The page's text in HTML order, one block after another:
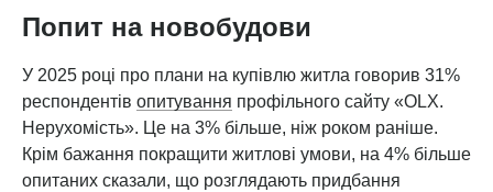
Попит на новобудови
У 2025 році про плани на купівлю житла говорив 31%
респондентів опитування профільного сайту «OLX.
Нерухомість». Це на 3% більше, ніж роком раніше.
Крім бажання покращити житлові умови, на 4% більше
опитаних сказали, що розглядають придбання